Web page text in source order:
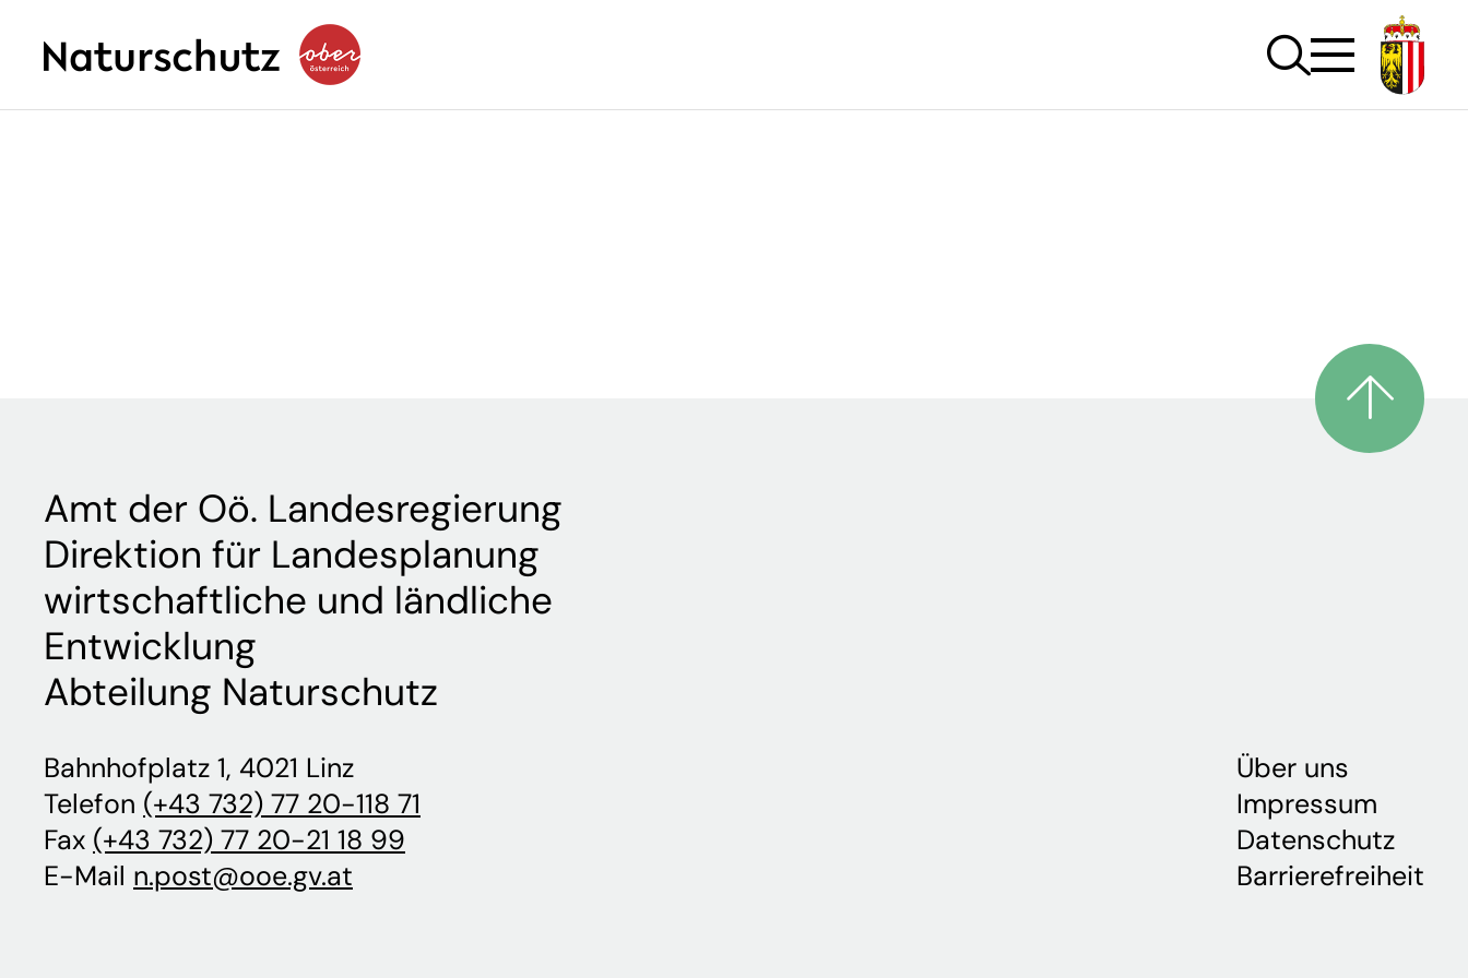
Amt der Oö. Landesregierung
Direktion für Landesplanung
wirtschaftliche und ländliche
Entwicklung
Abteilung Naturschutz
Bahnhofplatz 1, 4021 Linz
Telefon (+43 732) 77 20-118 71
Fax (+43 732) 77 20-21 18 99
E-Mail n.post@ooe.gv.at
Über uns
Impressum
Datenschutz
Barrierefreiheit